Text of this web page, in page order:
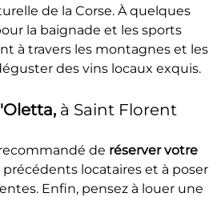
de la Corse. À quelques
la baignade et les sports
à travers les montagnes et les
des vins locaux exquis.
à Saint Florent
de réserver votre
locataires et à poser
Enfin, pensez à louer une